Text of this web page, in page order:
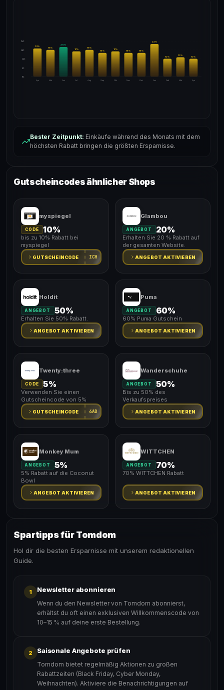
24%
18%
12%
6%
0%
Apr
19%
Mai
18%
Jun
20%
Jul
17%
Aug
18%
Sep
16%
Okt
17%
Nov
16%
Dez
16%
Jan
22%
Feb
12%
Mär
13%
Apr
12%
Bester Zeitpunkt: Einkäufe während des Monats mit dem
höchsten Rabatt bringen die größten Ersparnisse.
Gutscheincodes ähnlicher Shops
myspiegel
CODE 10%
bis zu 10% Rabatt bei
myspiegel
GUTSCHEINCODE ICH
Glambou
ANGEBOT 20%
Erhalten Sie 20 % Rabatt auf
der gesamten Website.
ANGEBOT AKTIVIEREN
Holdit
ANGEBOT 50%
Erhalten Sie 50% Rabatt.
ANGEBOT AKTIVIEREN
Puma
ANGEBOT 60%
60% Puma Gutschein
ANGEBOT AKTIVIEREN
Twenty:three
CODE 5%
Verwenden Sie einen
Gutscheincode von 5%
GUTSCHEINCODE 4AD
Wanderschuhe
ANGEBOT 50%
Bis zu 50% des
Verkaufspreises
ANGEBOT AKTIVIEREN
Monkey Mum
ANGEBOT 5%
5% Rabatt auf die Coconut
Bowl
ANGEBOT AKTIVIEREN
WITTCHEN
ANGEBOT 70%
70% WITTCHEN Rabatt
ANGEBOT AKTIVIEREN
Spartipps für Tomdom
Hol dir die besten Ersparnisse mit unserem redaktionellen
Guide.
1 Newsletter abonnieren
Wenn du den Newsletter von Tomdom abonnierst,
erhältst du oft einen exklusiven Willkommenscode von
10–15 % auf deine erste Bestellung.
2 Saisonale Angebote prüfen
Tomdom bietet regelmäßig Aktionen zu großen
Rabattzeiten (Black Friday, Cyber Monday,
Weihnachten). Aktiviere die Benachrichtigungen auf